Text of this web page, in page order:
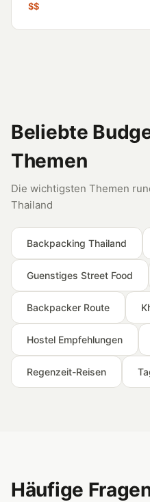
$$
Beliebte
Themen
Die wichtigsten Themen
Thailand
Backpacking Thailand
Guenstiges Street Food
Backpacker Route
Hostel Empfehlungen
Regenzeit-Reisen
Häufige